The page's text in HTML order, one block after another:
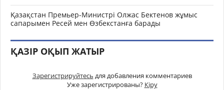
Қазақстан Премьер-Министрі Олжас Бектенов жұмыс
сапарымен Ресей мен Өзбекстанға барады
ҚАЗІР ОҚЫП ЖАТЫР
Зарегистрируйтесь для добавления комментариев
Уже зарегистрированы? Кіру